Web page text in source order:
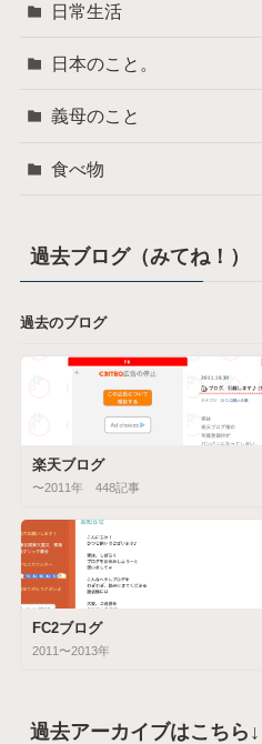
日常生活
日本のこと。
義母のこと
食べ物
過去ブログ（みてね！）
過去のブログ
楽天ブログ
〜2011年 448記事
FC2ブログ
2011〜2013年
過去アーカイブはこちら↓